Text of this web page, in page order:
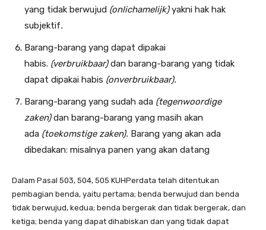
yang tidak berwujud (onlichamelijk) yakni hak hak
subjektif.
Barang-barang yang dapat dipakai
habis. (verbruikbaar)dan barang-barang yang tidak
dapat dipakai habis (onver­bruikbaar).
Barang-barang yang sudah ada (tegenwoordige
zaken)dan barang-barang yang masih akan
ada (toekomstige zaken). Barang yang akan ada
dibedakan: misalnya panen yang akan datang
Dalam Pasal 503, 504, 505 KUHPerdata telah ditentukan
pembagian benda, yaitu pertama; benda berwujud dan benda
tidak berwujud, kedua; benda bergerak dan tidak bergerak, dan
ketiga; benda yang dapat dihabiskan dan yang tidak dapat